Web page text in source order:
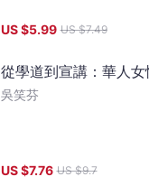
US $5.99 US $7.49
從學道到宣講：華人
吳笑芬
US $7.76 US $9.7